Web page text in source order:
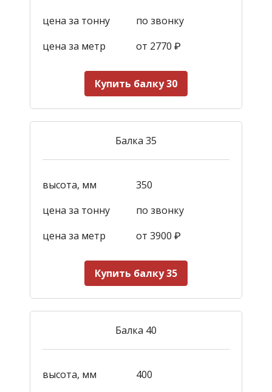
цена за тонну
по звонку
цена за метр
от 2770 ₽
Купить балку 30
Балка 35
высота, мм
350
цена за тонну
по звонку
цена за метр
от 3900 ₽
Купить балку 35
Балка 40
высота, мм 400